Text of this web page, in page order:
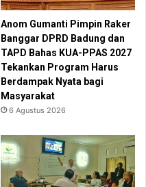
Anom Gumanti Pimpin Raker
Banggar DPRD Badung dan
TAPD Bahas KUA-PPAS 2027
Tekankan Program Harus
Berdampak Nyata bagi
Masyarakat
6 Agustus 2026